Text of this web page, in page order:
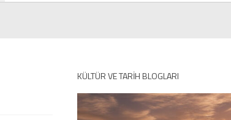
KÜLTÜR VE TARIH BLOGLARI